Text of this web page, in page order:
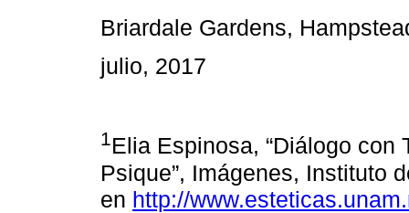
Briardale Gardens,
julio, 2017
1Elia Espinosa, “Diálogo con
Psique”, Imágenes, Instituto
en http://